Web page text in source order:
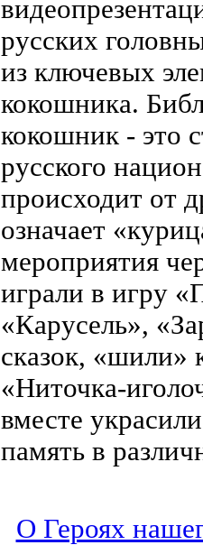
русских
из ключевых
кокошника.
кокошник - это
русского
происходит от
означает
мероприятия
играли в игру
«Карусель»,
сказок, «шили»
«Ниточка-
вместе
память в
О Героях